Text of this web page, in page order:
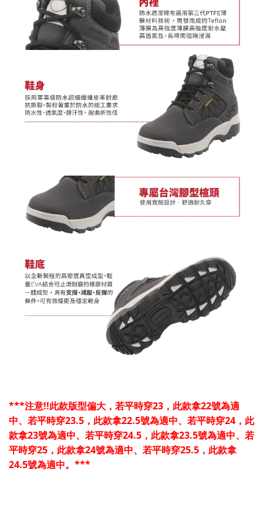
***注意!!此款版型偏大，若平時穿23，此款拿22號為適
中、若平時穿23.5，此款拿22.5號為適中、若平時穿24，此
款拿23號為適中、若平時穿24.5，此款拿23.5號為適中、若
平時穿25，此款拿24號為適中、若平時穿25.5，此款拿
24.5號為適中。 ***